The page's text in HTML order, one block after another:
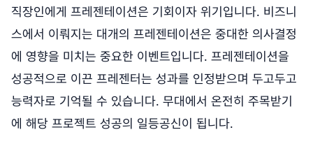
직장인에게 프레젠테이션은 기회이자 위기입니다. 비즈니
스에서 이뤄지는 대개의 프레젠테이션은 중대한 의사결정
에 영향을 미치는 중요한 이벤트입니다. 프레젠테이션을
성공적으로 이끈 프레젠터는 성과를 인정받으며 두고두고
능력자로 기억될 수 있습니다. 무대에서 온전히 주목받기
에 해당 프로젝트 성공의 일등공신이 됩니다.